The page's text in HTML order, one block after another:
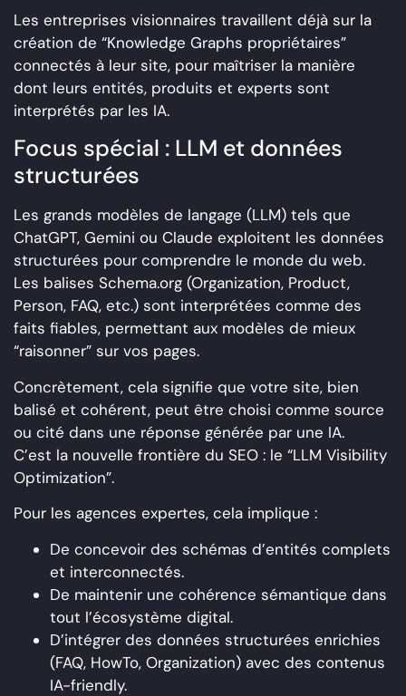
Les entreprises visionnaires travaillent déjà sur la
création de “Knowledge Graphs propriétaires”
connectés à leur site, pour maîtriser la manière
dont leurs entités, produits et experts sont
interprétés par les IA.
Focus spécial : LLM et données
structurées
Les grands modèles de langage (LLM) tels que
ChatGPT, Gemini ou Claude exploitent les données
structurées pour comprendre le monde du web.
Les balises Schema.org (Organization, Product,
Person, FAQ, etc.) sont interprétées comme des
faits fiables, permettant aux modèles de mieux
“raisonner” sur vos pages.
Concrètement, cela signifie que votre site, bien
balisé et cohérent, peut être choisi comme source
ou cité dans une réponse générée par une IA.
C’est la nouvelle frontière du SEO : le “LLM Visibility
Optimization”.
Pour les agences expertes, cela implique :
De concevoir des schémas d’entités complets
et interconnectés.
De maintenir une cohérence sémantique dans
tout l’écosystème digital.
D’intégrer des données structurées enrichies
(FAQ, HowTo, Organization) avec des contenus
IA-friendly.